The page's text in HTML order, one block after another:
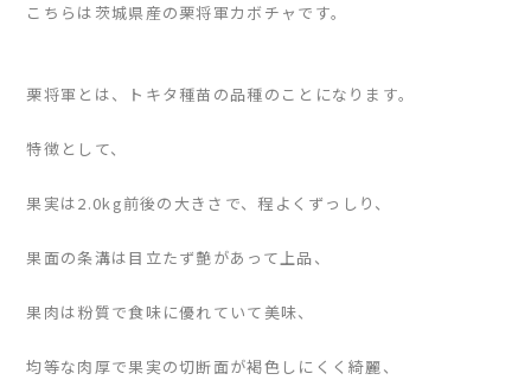
こちらは茨城県産の栗将軍カボチャです。
栗将軍とは、トキタ種苗の品種のことになります。
特徴として、
果実は2.0kg前後の大きさで、程よくずっしり、
果面の条溝は目立たず艶があって上品、
果肉は粉質で食味に優れていて美味、
均等な肉厚で果実の切断面が褐色しにくく綺麗、